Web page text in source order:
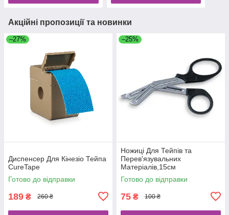
Акційні пропозиції та новинки
–27%
Диспенсер Для Кінезіо Тейпа
CureTape
Готово до відправки
189 ₴ 260 ₴
–25%
Ножиці Для Тейпів та
Перев'язувальних
Матеріалів,15см
Готово до відправки
75 ₴ 100 ₴